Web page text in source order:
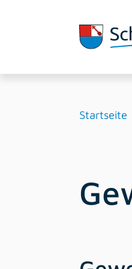
Startseite